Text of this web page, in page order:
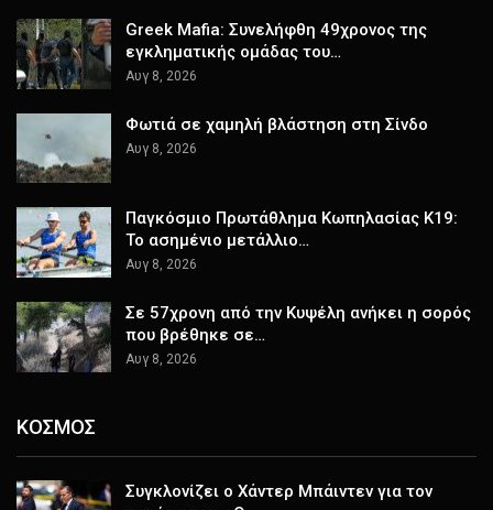
Greek Mafia: Συνελήφθη 49χρονος της
εγκληματικής ομάδας του…
Αυγ 8, 2026
Φωτιά σε χαμηλή βλάστηση στη Σίνδο
Αυγ 8, 2026
Παγκόσμιο Πρωτάθλημα Κωπηλασίας Κ19:
Το ασημένιο μετάλλιο…
Αυγ 8, 2026
Σε 57χρονη από την Κυψέλη ανήκει η σορός
που βρέθηκε σε…
Αυγ 8, 2026
ΚΟΣΜΟΣ
Συγκλονίζει ο Χάντερ Μπάιντεν για τον